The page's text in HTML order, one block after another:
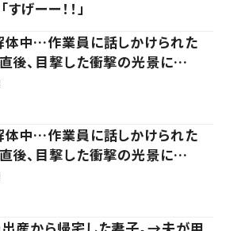
げーー！！」
体中…作業員に話しかけられた
後、目撃した衝撃の光景に…
体中…作業員に話しかけられた
後、目撃した衝撃の光景に…